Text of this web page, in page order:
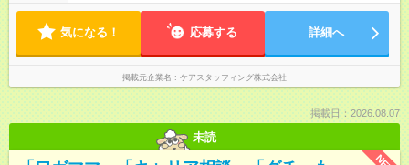
気になる！ 応募する 詳細へ
掲載元企業名 ケアスタッフィング株式会社
掲載日：2026.08.07
未読